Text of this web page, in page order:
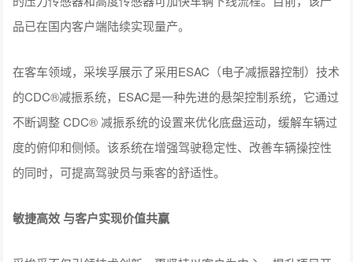
品已在国内客户端陆续实现量产。
在客车领域，采埃孚展示了采用ESAC（电子减振器控制）技术
的CDC®减振系统，ESAC是一种先进的悬架控制系统，它通过
不断调整 CDC® 减振系统的设置来优化底盘运动，缓解车辆过
度的俯仰和侧倾。该系统在增强驾驶稳定性、改善车辆操控性
的同时，可提高驾驶员与乘客的舒适性。
敏捷高效 与客户实现价值共赢